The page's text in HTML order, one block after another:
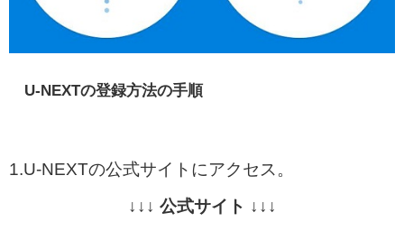
U-NEXTの登録方法の手順
1.U-NEXTの公式サイトにアクセス。
↓↓↓ 公式サイト ↓↓↓